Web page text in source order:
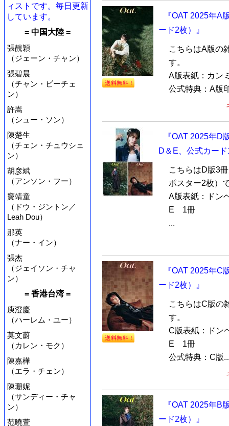
ィストです。毎日更新
しています。
= 中国大陸 =
張靚穎
（ジェーン・チャン）
張碧晨
（チャン・ビーチェ
ン）
許嵩
（シュー・ソン）
陳楚生
（チェン・チュウシェ
ン）
胡彦斌
（アンソン・フー）
竇靖童
（ドウ・ジントン／
Leah Dou）
那英
（ナー・イン）
張杰
（ジェイソン・チャ
ン）
= 香港台湾 =
庾澄慶
（ハーレム・ユー）
莫文蔚
（カレン・モク）
陳嘉樺
（エラ・チェン）
陳珊妮
（サンディー・チャ
ン）
范曉萱
『OAT 2025年A
ード2枚）』
こちらはA版の
す。
A版表紙：カン
公式特典：A版
『OAT 2025年
D＆E、公式カー
こちらはD版3
ポスター2枚）
A版表紙：ドン
E 1冊
...
『OAT 2025年
ード2枚）』
こちらはC版の
す。
C版表紙：ドン
E 1冊
公式特典：C版
『OAT 2025年B
ード2枚）』